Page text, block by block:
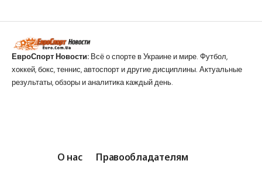
ЕвроСпорт Новости: Всё о спорте в Украине и мире. Футбол,
хоккей, бокс, теннис, автоспорт и другие дисциплины. Актуальные
результаты, обзоры и аналитика каждый день.
О нас Правообладателям